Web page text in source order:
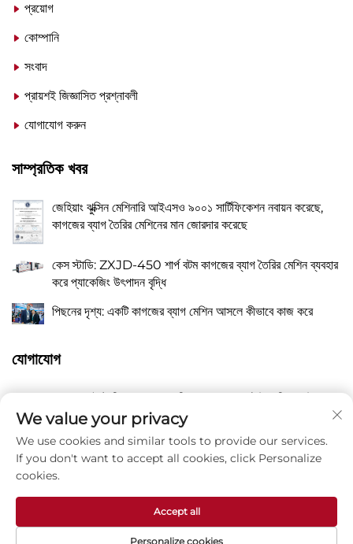
প্রয়োগ
কোম্পানি
সংবাদ
প্রায়শই জিজ্ঞাসিত প্রশ্নাবলী
যোগাযোগ করুন
সাম্প্রতিক খবর
জেহিয়াং ঝুক্সিন মেশিনারি আইএসও ৯০০১ সার্টিফিকেশন নবায়ন করেছে,
কাগজের ব্যাগ তৈরির মেশিনের মান জোরদার করেছে
কেস স্টাডি: ZXJD-450 শার্প বটম কাগজের ব্যাগ তৈরির মেশিন ব্যবহার
করে প্যাকেজিং উৎপাদন বৃদ্ধি
পিছনের দৃশ্য: একটি কাগজের ব্যাগ মেশিন আসলে কীভাবে কাজ করে
যোগাযোগ
নং 118 ইস্ট লিয়াংয়ু রোড, ঝাংকিয়াও, ওয়ানকুয়ান টাউন, পিংয়াং, উয়েঞ্জো
সিটি, জেজিয়াং প্রচীন চীন 325409
P 8615988795434
We value your privacy
We use cookies and similar tools to provide our services.
If you don't want to accept all cookies, click Personalize
cookies.
Personalize cookies
Accept all